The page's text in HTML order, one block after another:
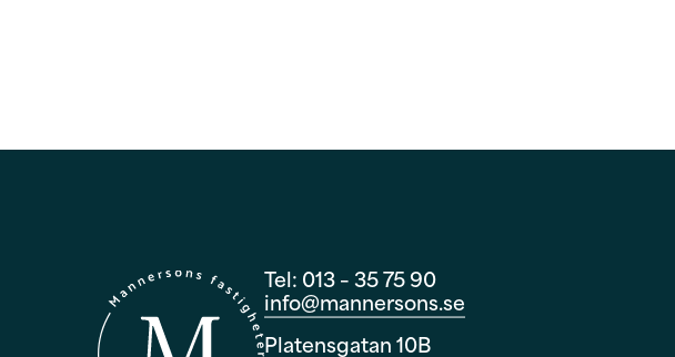
Tel: 013 – 35 75 90
info@mannersons.se
Platensgatan 10B